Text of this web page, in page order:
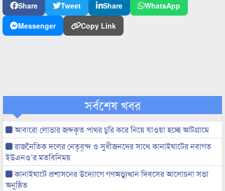
Share Tweet Share
WhatsApp
Messenger
Copy Link
সর্বশেষ খবর
আবারো লোভার জব্দকৃত পাথর চুরি করে নিয়ে যাওয়া হচ্ছে আটগ্রামে
রাজনৈতিক দলের নেতৃবৃন্দ ও সুধীজনদের সাথে কানাইঘাটের নবাগত
ইউএনও’র মতবিনিময়
কানাইঘাটে প্রশাসনের উদ্যোগে গণঅভ্যুত্থান দিবসের আলোচনা সভা
অনুষ্ঠিত